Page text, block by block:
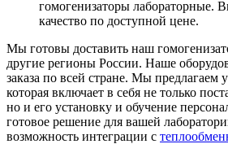
гомогенизаторы лабораторные.
качество по доступной цене.
Мы готовы доставить наш
другие регионы России. Наше
заказа по всей стране. Мы предлагаем
которая включает в себя не только
но и его установку и обучение
готовое решение для вашей
возможность интеграции с